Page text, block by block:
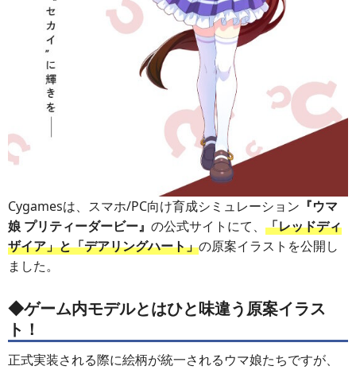
Cygamesは、スマホ/PC向け育成シミュレーション 『ウマ
娘 プリティーダービー』 の公式サイトにて、 「レッドディ
ザイア」と「デアリングハート」の原案イラストを公開し
ました。
◆ゲーム内モデルとはひと味違う原案イラス
ト！
正式実装される際に絵柄が統一されるウマ娘たちですが、